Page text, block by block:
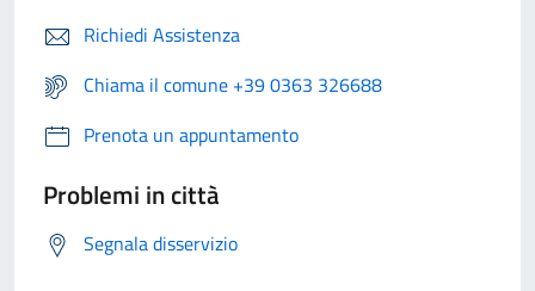
Richiedi Assistenza
Chiama il comune +39 0363 326688
Prenota un appuntamento
Problemi in città
Segnala disservizio